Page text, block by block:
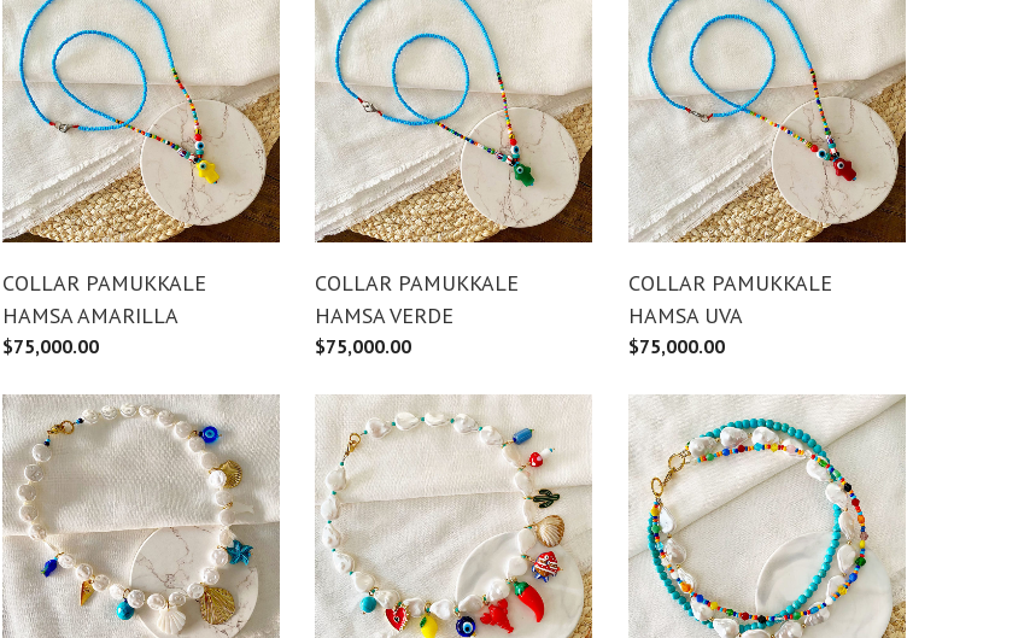
COLLAR PAMUKKALE
HAMSA AMARILLA
$75,000.00
COLLAR PAMUKKALE
HAMSA VERDE
$75,000.00
COLLAR PAMUKKALE
HAMSA UVA
$75,000.00